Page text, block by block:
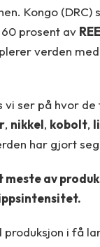
Kongo
prosent av
verden
vi ser på hvor
, nikkel, kobolt,
har gjort
meste av
i få